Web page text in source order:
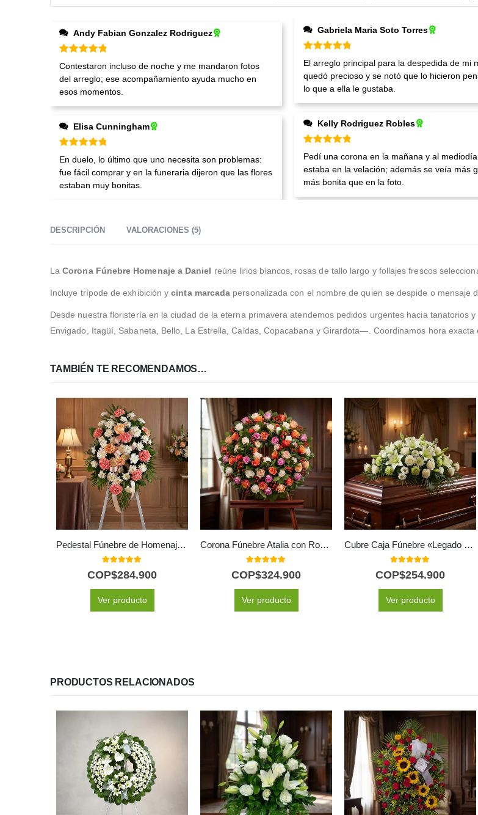
Andy Fabian Gonzalez Rodriguez
Contestaron incluso de noche y me mandaron fotos
del arreglo; ese acompañamiento ayuda mucho en
esos momentos.
Elisa Cunningham
En duelo, lo último que uno necesita son problemas:
fue fácil comprar y en la funeraria dijeron que las flores
estaban muy bonitas.
Gabriela Maria Soto Torres
El arreglo principal para la despedida de mi
quedó precioso y se notó que lo hicieron
lo que a ella le gustaba.
Kelly Rodriguez Robles
Pedí una corona en la mañana y al
estaba en la velación; además se veía más
más bonita que en la foto.
DESCRIPCIÓN VALORACIONES (5)
LaCorona Fúnebre Homenaje a Daniel reúne lirios blancos, rosas de tallo largo y follajes frescos
Incluye trípode de exhibición ycinta marcada personalizada con el nombre de quien se despide o mensaje
Desde nuestra floristería en la ciudad de la eterna primavera atendemos pedidos urgentes hacia
Envigado, Itagüí, Sabaneta, Bello, La Estrella, Caldas, Copacabana y Girardota—. Coordinamos hora exacta
TAMBIÉN TE RECOMENDAMOS…
Pedestal Fúnebre de Homenaje para Timoteo 🕊️
5.00
COP$284.900
Ver producto
Corona Fúnebre Atalia con Rosas Blancas para Condolencias 🕊️
5.00
COP$324.900
Ver producto
Cubre Caja Fúnebre «Legado Eterno de Tomás» 🕊️
5.00
COP$254.900
Ver producto
PRODUCTOS RELACIONADOS